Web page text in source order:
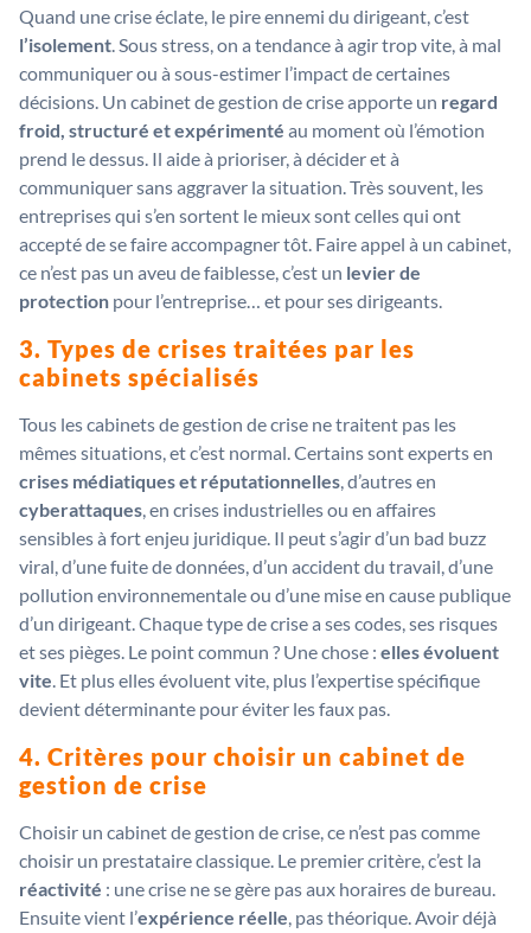
Quand une crise éclate, le pire ennemi du dirigeant, c’est
l’isolement. Sous stress, on a tendance à agir trop vite, à mal
communiquer ou à sous-estimer l’impact de certaines
décisions. Un cabinet de gestion de crise apporte un regard
froid, structuré et expérimenté au moment où l’émotion
prend le dessus. Il aide à prioriser, à décider et à
communiquer sans aggraver la situation. Très souvent, les
entreprises qui s’en sortent le mieux sont celles qui ont
accepté de se faire accompagner tôt. Faire appel à un cabinet,
ce n’est pas un aveu de faiblesse, c’est un levier de
protection pour l’entreprise… et pour ses dirigeants.
3. Types de crises traitées par les
cabinets spécialisés
Tous les cabinets de gestion de crise ne traitent pas les
mêmes situations, et c’est normal. Certains sont experts en
crises médiatiques et réputationnelles, d’autres en
cyberattaques, en crises industrielles ou en affaires
sensibles à fort enjeu juridique. Il peut s’agir d’un bad buzz
viral, d’une fuite de données, d’un accident du travail, d’une
pollution environnementale ou d’une mise en cause publique
d’un dirigeant. Chaque type de crise a ses codes, ses risques
et ses pièges. Le point commun ? Une chose : elles évoluent
vite. Et plus elles évoluent vite, plus l’expertise spécifique
devient déterminante pour éviter les faux pas.
4. Critères pour choisir un cabinet de
gestion de crise
Choisir un cabinet de gestion de crise, ce n’est pas comme
choisir un prestataire classique. Le premier critère, c’est la
réactivité : une crise ne se gère pas aux horaires de bureau.
Ensuite vient l’expérience réelle, pas théorique. Avoir déjà